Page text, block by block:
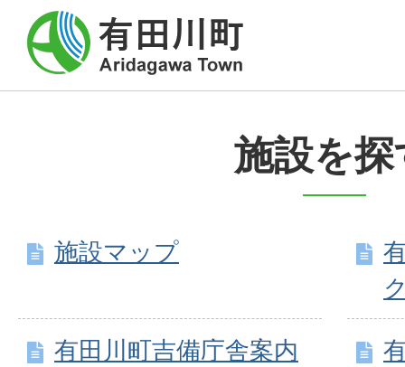
施設を探
施設マップ
有田川町吉備庁舎案内